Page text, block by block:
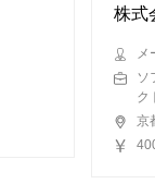
株式
メ
ソ
ク
京